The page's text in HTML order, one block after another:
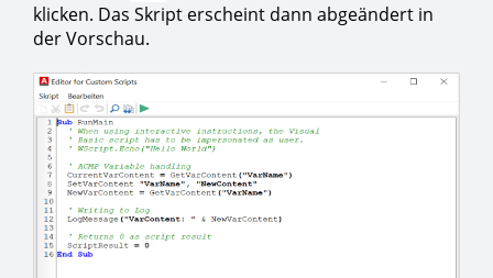
klicken. Das Skript erscheint dann abgeändert in
der Vorschau.